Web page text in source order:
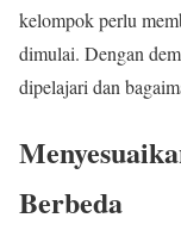
kelompok perlu
dimulai. Dengan
dipelajari dan
Berbeda